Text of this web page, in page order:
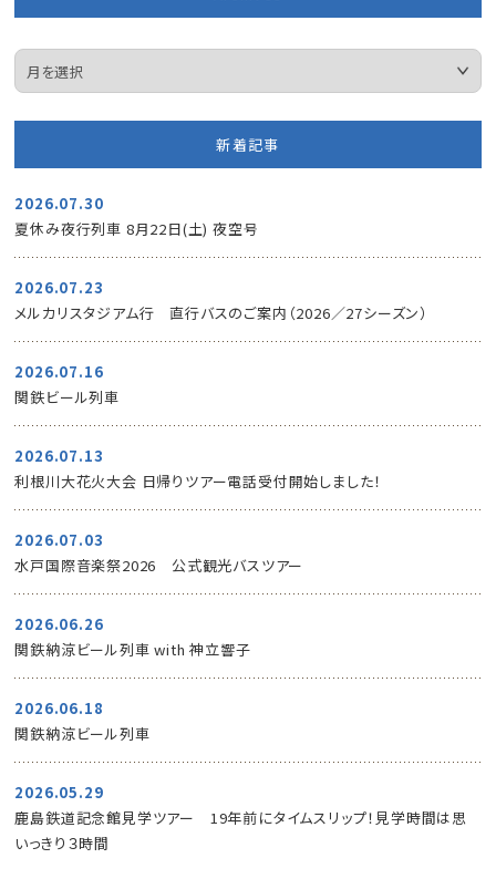
新着記事
2026.07.30
夏休み夜行列車 8月22日(土) 夜空号
2026.07.23
メルカリスタジアム行 直行バスのご案内（2026／27シーズン）
2026.07.16
関鉄ビール列車
2026.07.13
利根川大花火大会 日帰りツアー電話受付開始しました！
2026.07.03
水戸国際音楽祭2026 公式観光バスツアー
2026.06.26
関鉄納涼ビール列車 with 神立響子
2026.06.18
関鉄納涼ビール列車
2026.05.29
鹿島鉄道記念館見学ツアー 19年前にタイムスリップ！見学時間は思
いっきり３時間